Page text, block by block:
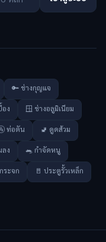
🔑 ช่างกุญแจ
อง 🪟 ช่างอลูมิเนียม
ท่อตัน 🚽 ดูดส้วม
ลง 🐀 กำจัดหนู
ระจก 🚪 ประตูรั้วเหล็ก